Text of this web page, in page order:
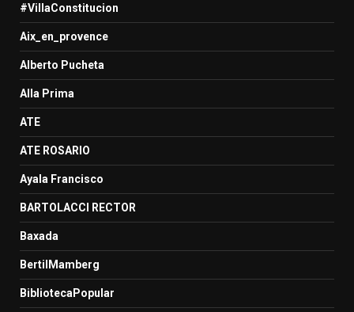
#VillaConstitucion
Aix_en_provence
Alberto Pucheta
Alla Prima
ATE
ATE ROSARIO
Ayala Francisco
BARTOLACCI RECTOR
Baxada
BertilMamberg
BibliotecaPopular